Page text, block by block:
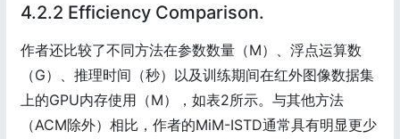
4.2.2 Efficiency Comparison.
作者还比较了不同方法在参数数量（M）、浮点运算数
（G）、推理时间（秒）以及训练期间在红外图像数据集
上的GPU内存使用（M），如表2所示。与其他方法
（ACM除外）相比，作者的MiM-ISTD通常具有明显更少